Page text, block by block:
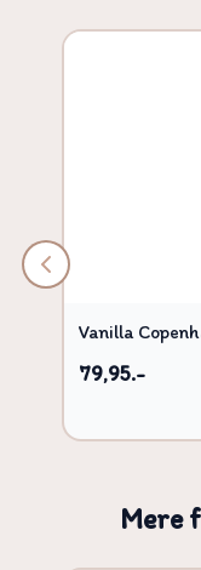
Vanilla
79,95.-
Mere